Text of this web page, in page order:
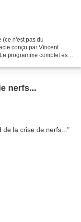
(ce n'est pas du
conçu par Vincent
programme complet est
nerfs...